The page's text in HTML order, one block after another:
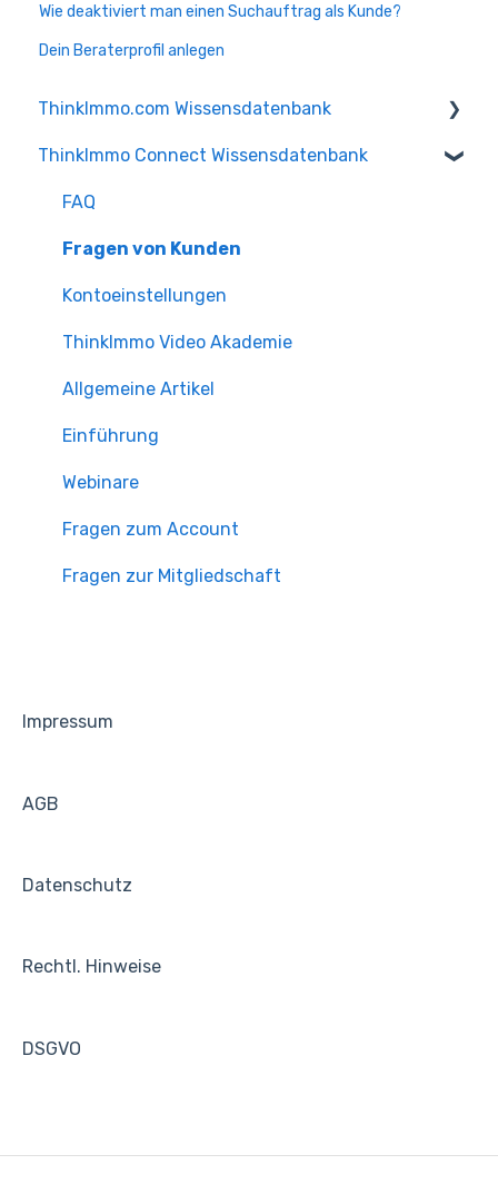
Wie deaktiviert man einen Suchauftrag als Kunde?
Dein Beraterprofil anlegen
ThinkImmo.com Wissensdatenbank
FAQ
Fragen zur Mitgliedschaft
Fragen zum Account
Fragen zur Suche
ThinkImmo Connect Wissensdatenbank
FAQ
Fragen von Kunden
Kontoeinstellungen
ThinkImmo Video Akademie
Allgemeine Artikel
Einführung
Webinare
Fragen zum Account
Fragen zur Mitgliedschaft
Impressum
AGB
Datenschutz
Rechtl. Hinweise
DSGVO